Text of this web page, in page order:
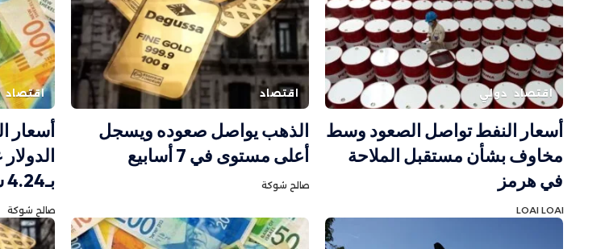
اقتصاد دولي
أسعار النفط تواصل الصعود وسط
مخاوف بشأن مستقبل الملاحة
في هرمز
LOAI LOAI
اقتصاد
الذهب يواصل صعوده ويسجل
أعلى مستوى في 7 أسابيع
صالح شوكة
اقتصاد
أسعار
بـ4.24 شيكل
صالح شوكة